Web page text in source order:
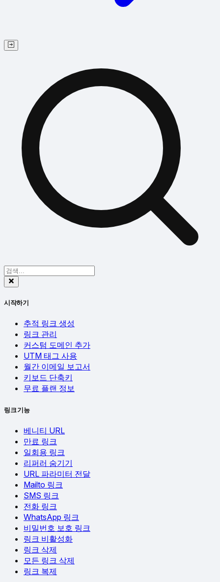
시작하기
추적 링크 생성
링크 관리
커스텀 도메인 추가
UTM 태그 사용
월간 이메일 보고서
키보드 단축키
무료 플랜 정보
링크 기능
베니티 URL
만료 링크
일회용 링크
리퍼러 숨기기
URL 파라미터 전달
Mailto 링크
SMS 링크
전화 링크
WhatsApp 링크
비밀번호 보호 링크
링크 비활성화
링크 삭제
모든 링크 삭제
링크 복제